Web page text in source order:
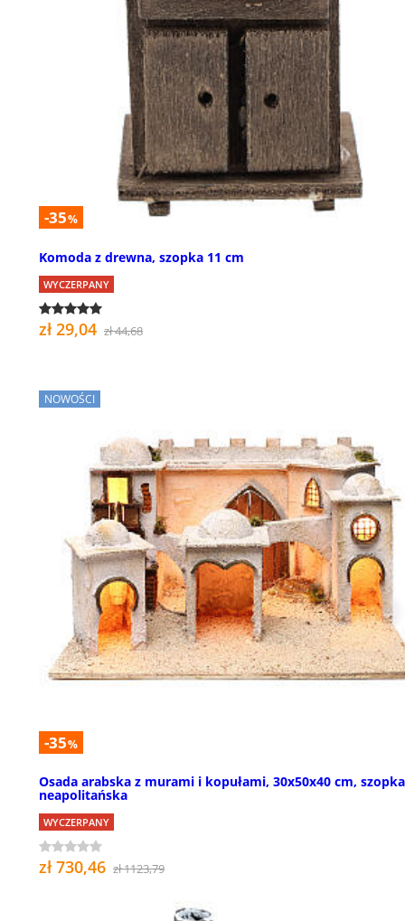
-35%
Komoda z drewna, szopka 11 cm
WYCZERPANY
zł 29,04 zł 44,68
NOWOŚCI
-35%
Osada arabska z murami i kopułami, 30x50x40 cm, szopka
neapolitańska
WYCZERPANY
zł 730,46 zł 1123,79